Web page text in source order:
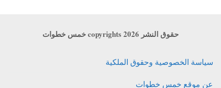
حقوق النشر copyrights 2026 خمس خطوات
سياسة الخصوصية وحقوق الملكية
عن موقع خمس خطوات